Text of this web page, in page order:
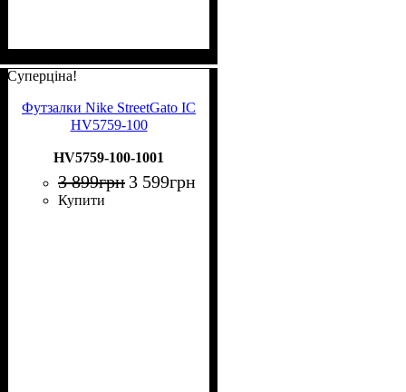
Суперціна!
Футзалки Nike StreetGato IC
HV5759-100
HV5759-100-1001
3 899грн 3 599грн
Купити